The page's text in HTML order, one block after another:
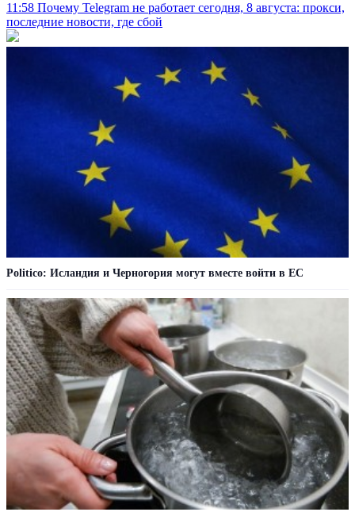
11:58 Почему Telegram не работает сегодня, 8 августа: прокси,
последние новости, где сбой
Politico: Исландия и Черногория могут вместе войти в ЕС